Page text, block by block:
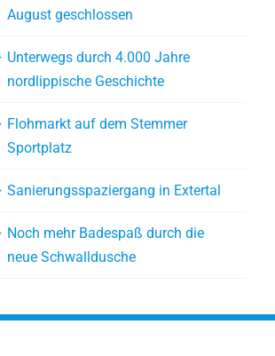
August geschlossen
Unterwegs durch 4.000 Jahre
nordlippische Geschichte
Flohmarkt auf dem Stemmer
Sportplatz
Sanierungsspaziergang in Extertal
Noch mehr Badespaß durch die
neue Schwalldusche